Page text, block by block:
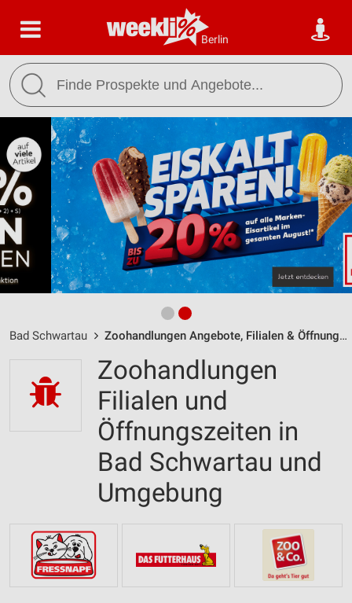
Berlin
Bad Schwartau Zoohandlungen Angebote, Filialen & Öffnungszeiten
Zoohandlungen
Filialen und
Öffnungszeiten in
Bad Schwartau und
Umgebung